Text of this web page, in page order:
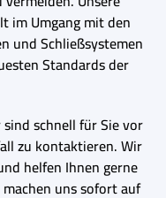
im Umgang mit den
und Schließsystemen
Standards der
schnell für Sie vor
zu kontaktieren. Wir
helfen Ihnen gerne
uns sofort auf